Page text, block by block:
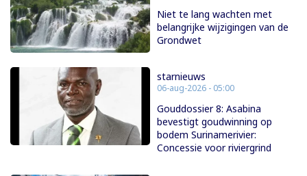
Niet te lang wachten met
belangrijke wijzigingen van de
Grondwet
starnieuws
06-aug-2026 - 05:00
Gouddossier 8: Asabina
bevestigt goudwinning op
bodem Surinamerivier:
Concessie voor riviergrind